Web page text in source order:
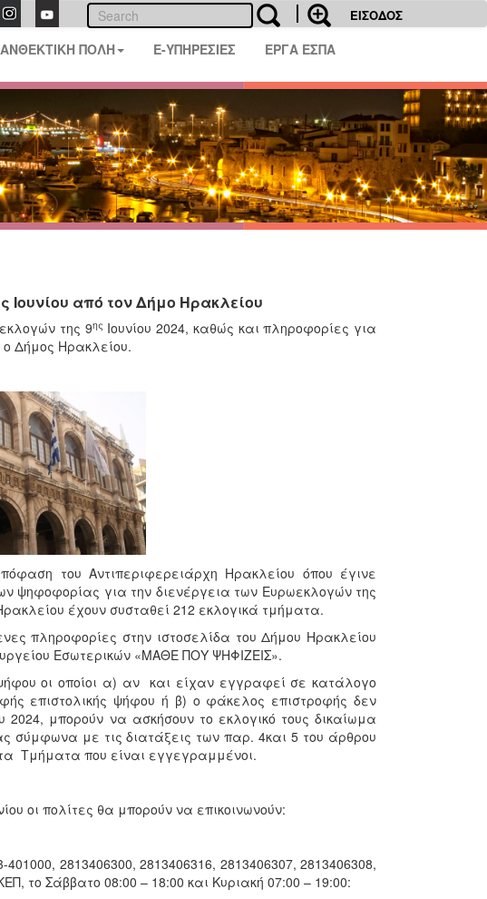
ΕΙΣΟΔΟΣ
ΑΝΘΕΚΤΙΚΗ ΠΟΛΗ E-ΥΠΗΡΕΣΙΕΣ ΕΡΓΑ ΕΣΠΑ
Ιουνίου από τον Δήμο Ηρακλείου
της 9ης Ιουνίου 2024, καθώς και πληροφορίες για
ο Δήμος Ηρακλείου.
του Αντιπεριφερειάρχη Ηρακλείου όπου έγινε
ψηφοφορίας για την διενέργεια των Ευρωεκλογών της
έχουν συσταθεί 212 εκλογικά τμήματα.
πληροφορίες στην ιστοσελίδα του Δήμου Ηρακλείου
Εσωτερικών «ΜΑΘΕ ΠΟΥ ΨΗΦΙΖΕΙΣ».
οι οποίοι α) αν και είχαν εγγραφεί σε κατάλογο
επιστολικής ψήφου ή β) ο φάκελος επιστροφής δεν
μπορούν να ασκήσουν το εκλογικό τους δικαίωμα
σύμφωνα με τις διατάξεις των παρ. 4και 5 του άρθρου
Τμήματα που είναι εγγεγραμμένοι.
οι πολίτες θα μπορούν να επικοινωνούν:
2813406300, 2813406316, 2813406307, 2813406308,
το Σάββατο 08:00 – 18:00 και Κυριακή 07:00 – 19:00: